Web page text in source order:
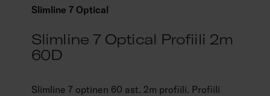
Slimline 7 Optical
Slimline 7 Optical Profiili 2m
60D
Slimline 7 optinen 60 ast. 2m profiili. Profiili